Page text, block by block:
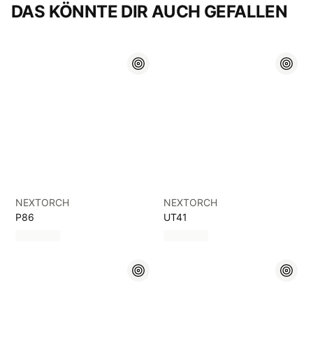
DAS KÖNNTE DIR AUCH GEFALLEN
NEXTORCH
P86
NEXTORCH
UT41